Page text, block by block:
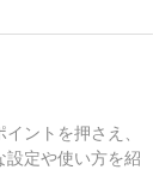
ントを押さえ、
設定や使い方を紹